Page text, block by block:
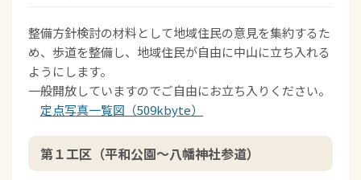
整備方針検討の材料として地域住民の意見を集約するた
め、歩道を整備し、地域住民が自由に中山に立ち入れる
ようにします。
一般開放していますのでご自由にお立ち入りください。
定点写真一覧図（509kbyte）
第１工区（平和公園～八幡神社参道）